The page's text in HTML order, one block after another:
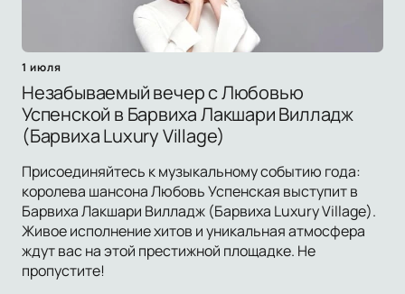
1 июля
Незабываемый вечер с Любовью
Успенской в Барвиха Лакшари Вилладж
(Барвиха Luxury Village)
Присоединяйтесь к музыкальному событию года:
королева шансона Любовь Успенская выступит в
Барвиха Лакшари Вилладж (Барвиха Luxury Village).
Живое исполнение хитов и уникальная атмосфера
ждут вас на этой престижной площадке. Не
пропустите!